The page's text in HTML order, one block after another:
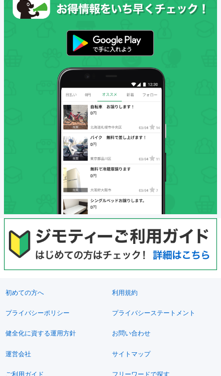
初めての方へ 利用規約
プライバシーポリシー プライバシーステートメント
健全化に資する運用方針 お問い合わせ
運営会社 サイトマップ
ご利用ガイド フリーワードで探す